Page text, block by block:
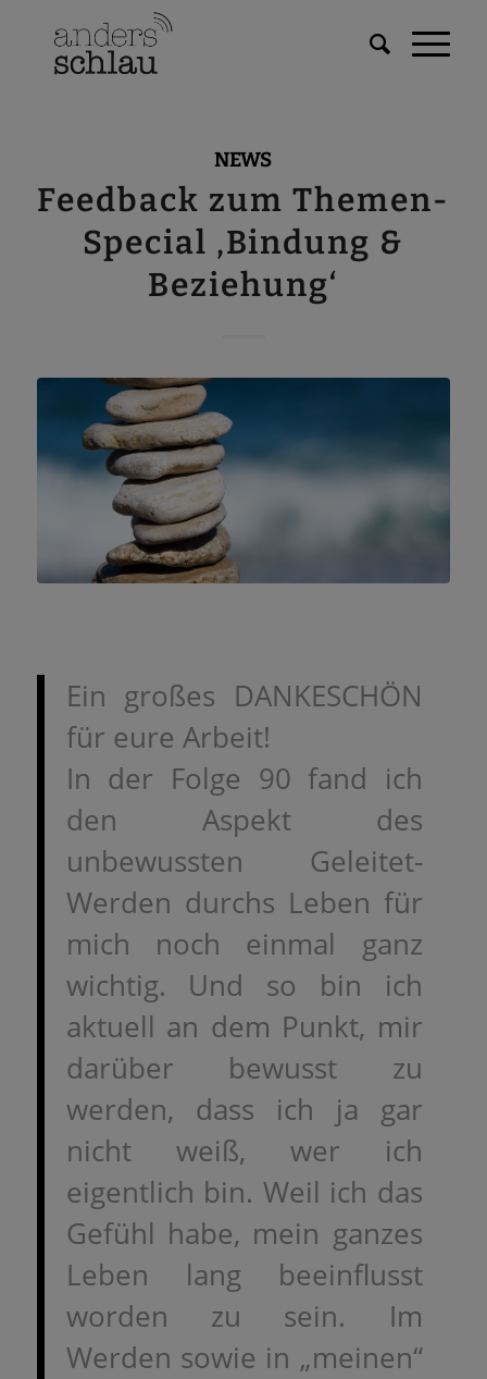
NEWS
Feedback zum Themen-
Special ‚Bindung &
Beziehung‘
Ein großes DANKESCHÖN
für eure Arbeit!
In der Folge 90 fand ich
den Aspekt des
unbewussten Geleitet-
Werden durchs Leben für
mich noch einmal ganz
wichtig. Und so bin ich
aktuell an dem Punkt, mir
darüber bewusst zu
werden, dass ich ja gar
nicht weiß, wer ich
eigentlich bin. Weil ich das
Gefühl habe, mein ganzes
Leben lang beeinflusst
worden zu sein. Im
Werden sowie in „meinen“